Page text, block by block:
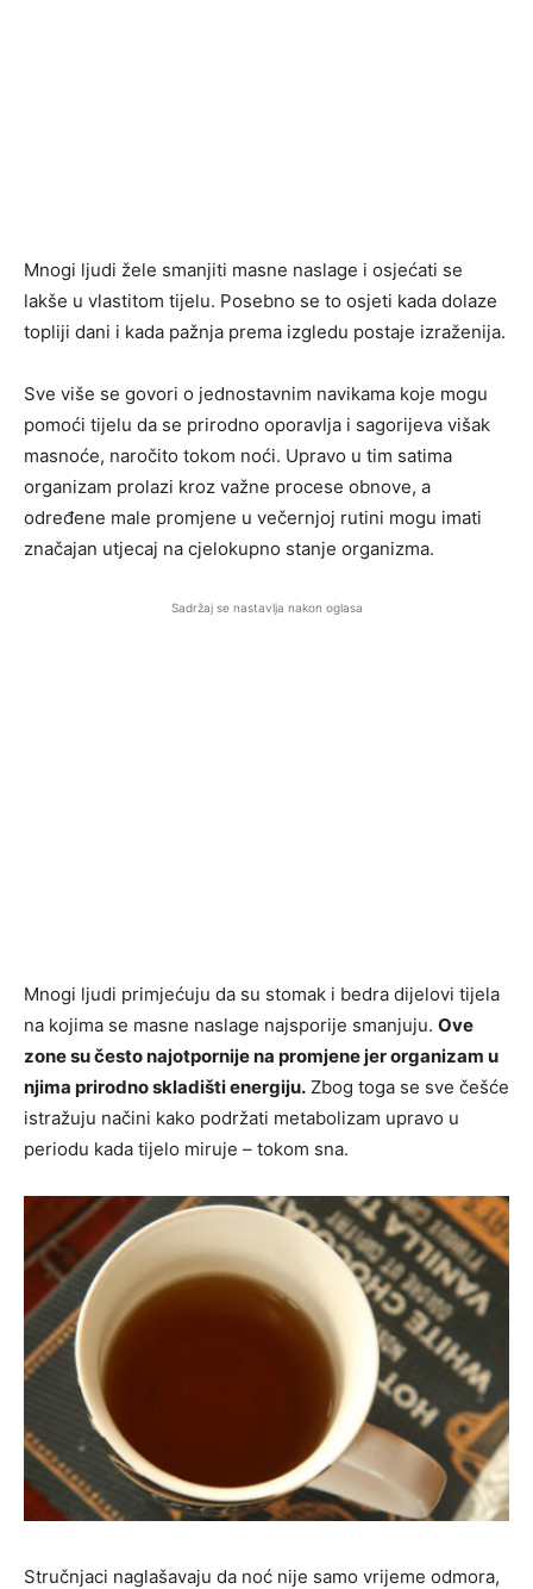
Mnogi ljudi žele smanjiti masne naslage i osjećati se
lakše u vlastitom tijelu. Posebno se to osjeti kada dolaze
topliji dani i kada pažnja prema izgledu postaje izraženija.
Sve više se govori o jednostavnim navikama koje mogu
pomoći tijelu da se prirodno oporavlja i sagorijeva višak
masnoće, naročito tokom noći. Upravo u tim satima
organizam prolazi kroz važne procese obnove, a
određene male promjene u večernjoj rutini mogu imati
značajan utjecaj na cjelokupno stanje organizma.
Sadržaj se nastavlja nakon oglasa
Mnogi ljudi primjećuju da su stomak i bedra dijelovi tijela
na kojima se masne naslage najsporije smanjuju. Ove
zone su često najotpornije na promjene jer organizam u
njima prirodno skladišti energiju. Zbog toga se sve češće
istražuju načini kako podržati metabolizam upravo u
periodu kada tijelo miruje – tokom sna.
Stručnjaci naglašavaju da noć nije samo vrijeme odmora,